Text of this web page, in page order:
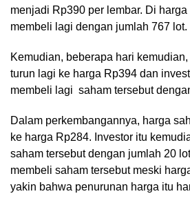
menjadi Rp390 per lembar. Di
membeli lagi dengan jumlah 767 lot.
Kemudian, beberapa hari
turun lagi ke harga Rp394 dan
membeli lagi saham tersebut
Dalam perkembangannya, harga
ke harga Rp284. Investor itu
saham tersebut dengan jumlah 20
membeli saham tersebut meski
yakin bahwa penurunan harga itu